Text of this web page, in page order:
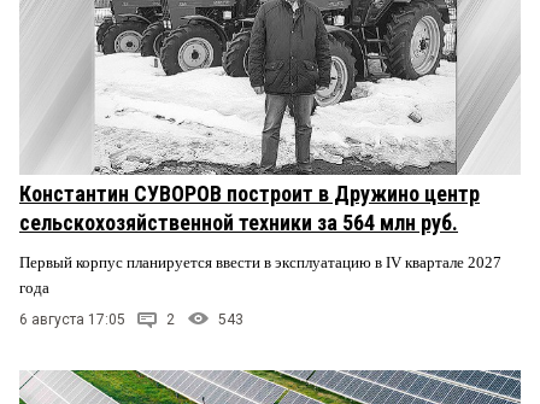
Константин СУВОРОВ построит в Дружино центр
сельскохозяйственной техники за 564 млн руб.
Первый корпус планируется ввести в эксплуатацию в IV квартале 2027
года
6 августа 17:05 2 543